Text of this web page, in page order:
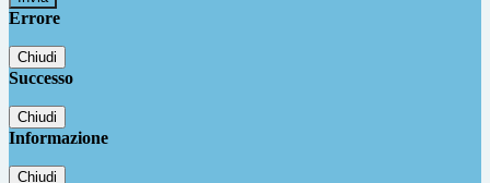
Errore
Chiudi
Successo
Chiudi
Informazione
Chiudi